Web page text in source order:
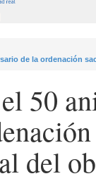
de la ordenación
50
del